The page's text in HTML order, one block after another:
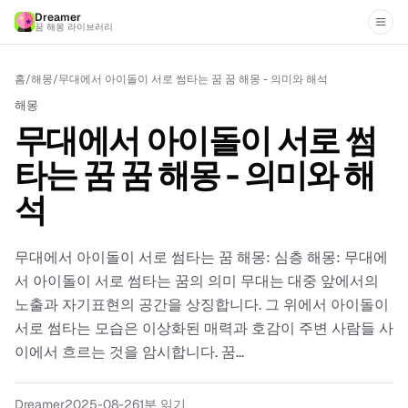
Dreamer
꿈 해몽 라이브러리
홈/해몽/무대에서 아이돌이 서로 썸타는 꿈 꿈 해몽 - 의미와 해석
해몽
무대에서 아이돌이 서로 썸
타는 꿈 꿈 해몽 - 의미와 해
석
무대에서 아이돌이 서로 썸타는 꿈 해몽: 심층 해몽: 무대에
서 아이돌이 서로 썸타는 꿈의 의미 무대는 대중 앞에서의
노출과 자기표현의 공간을 상징합니다. 그 위에서 아이돌이
서로 썸타는 모습은 이상화된 매력과 호감이 주변 사람들 사
이에서 흐르는 것을 암시합니다. 꿈...
Dreamer2025-08-261분 읽기